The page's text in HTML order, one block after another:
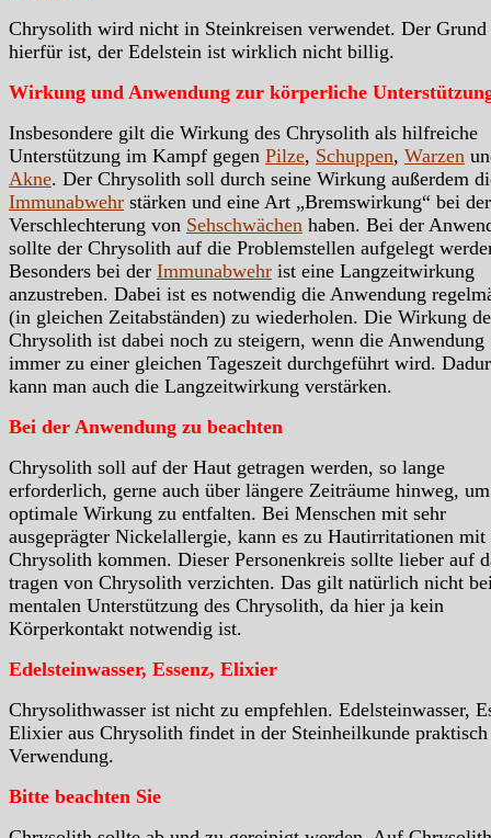
Chrysolith wird nicht in Steinkreisen verwendet. Der Grund
hierfür ist, der Edelstein ist wirklich nicht billig.
Wirkung und Anwendung zur körperliche
Insbesondere gilt die Wirkung des Chrysolith als hilfreiche
Unterstützung im Kampf gegen Pilze, Schuppen, Warzen
Akne. Der Chrysolith soll durch seine Wirkung außerdem
Immunabwehr stärken und eine Art „Bremswirkung“ bei der
Verschlechterung von Sehschwächen haben. Bei der
sollte der Chrysolith auf die Problemstellen aufgelegt
Besonders bei der Immunabwehr ist eine Langzeitwirkung
anzustreben. Dabei ist es notwendig die Anwendung
(in gleichen Zeitabständen) zu wiederholen. Die Wirkung
Chrysolith ist dabei noch zu steigern, wenn die Anwendung
immer zu einer gleichen Tageszeit durchgeführt wird.
kann man auch die Langzeitwirkung verstärken.
Bei der Anwendung zu beachten
Chrysolith soll auf der Haut getragen werden, so lange
erforderlich, gerne auch über längere Zeiträume hinweg,
optimale Wirkung zu entfalten. Bei Menschen mit sehr
ausgeprägter Nickelallergie, kann es zu Hautirritationen mit
Chrysolith kommen. Dieser Personenkreis sollte lieber auf
tragen von Chrysolith verzichten. Das gilt natürlich nicht
mentalen Unterstützung des Chrysolith, da hier ja kein
Körperkontakt notwendig ist.
Edelsteinwasser, Essenz, Elixier
Chrysolithwasser ist nicht zu empfehlen. Edelsteinwasser,
Elixier aus Chrysolith findet in der Steinheilkunde
Verwendung.
Bitte beachten Sie